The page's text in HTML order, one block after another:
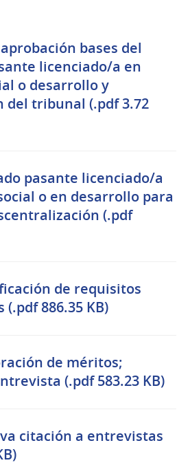
bases del
licenciado/a en
o desarrollo y
del tribunal (.pdf 3.72
pasante licenciado/a
o en desarrollo para
(.pdf
de requisitos
886.35 KB)
de méritos;
(.pdf 583.23 KB)
citación a entrevistas